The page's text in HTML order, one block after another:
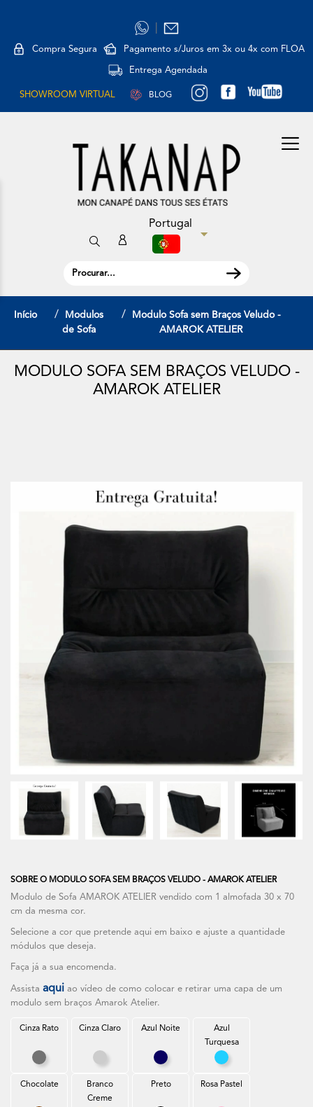
Compra Segura Pagamento s/Juros em 3x ou 4x com FLOA
Entrega Agendada
SHOWROOM VIRTUAL BLOG
Portugal
Início
Modulos
de Sofa
Modulo Sofa sem Braços Veludo -
AMAROK ATELIER
MODULO SOFA SEM BRAÇOS VELUDO -
AMAROK ATELIER
SOBRE O MODULO SOFA SEM BRAÇOS VELUDO - AMAROK ATELIER
Modulo de Sofa AMAROK ATELIER vendido com 1 almofada 30 x 70
cm da mesma cor.
Selecione a cor que pretende aqui em baixo e ajuste a quantidade
módulos que deseja.
Faça já a sua encomenda.
Assista aqui ao vídeo de como colocar e retirar uma capa de um
modulo sem braços Amarok Atelier.
Cinza Rato
Cinza Rato
Cinza Claro Azul Noite
Azul Noite
Azul
Turquesa
Azul Turquesa
Chocolate
Branco
Creme
Preto Rosa Pastel